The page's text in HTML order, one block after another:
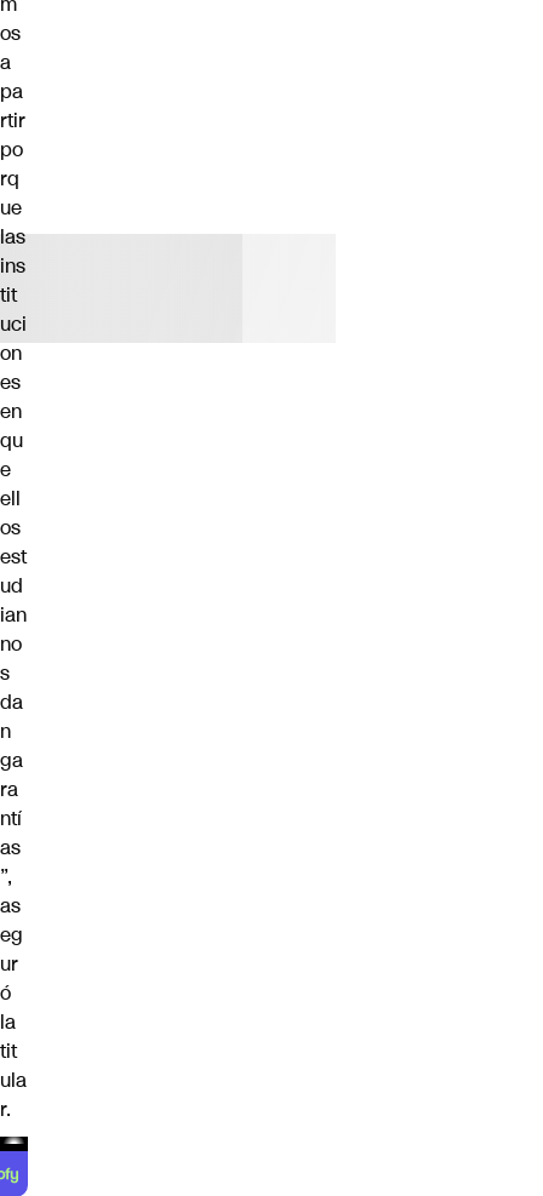
os
a
pa
rtir
po
rq
ue
las
ins
tit
uci
on
es
en
qu
e
ell
os
est
ud
ian
no
s
da
n
ga
ra
ntí
as
”,
as
eg
ur
ó
la
tit
ula
r.